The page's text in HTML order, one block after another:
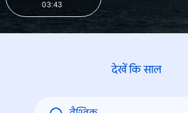
03:43
देखें कि साल